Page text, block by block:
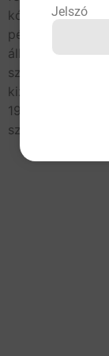
például
állhat. A kórkép
szerepére utal.
kizárólag
19. század óta
Jelszó